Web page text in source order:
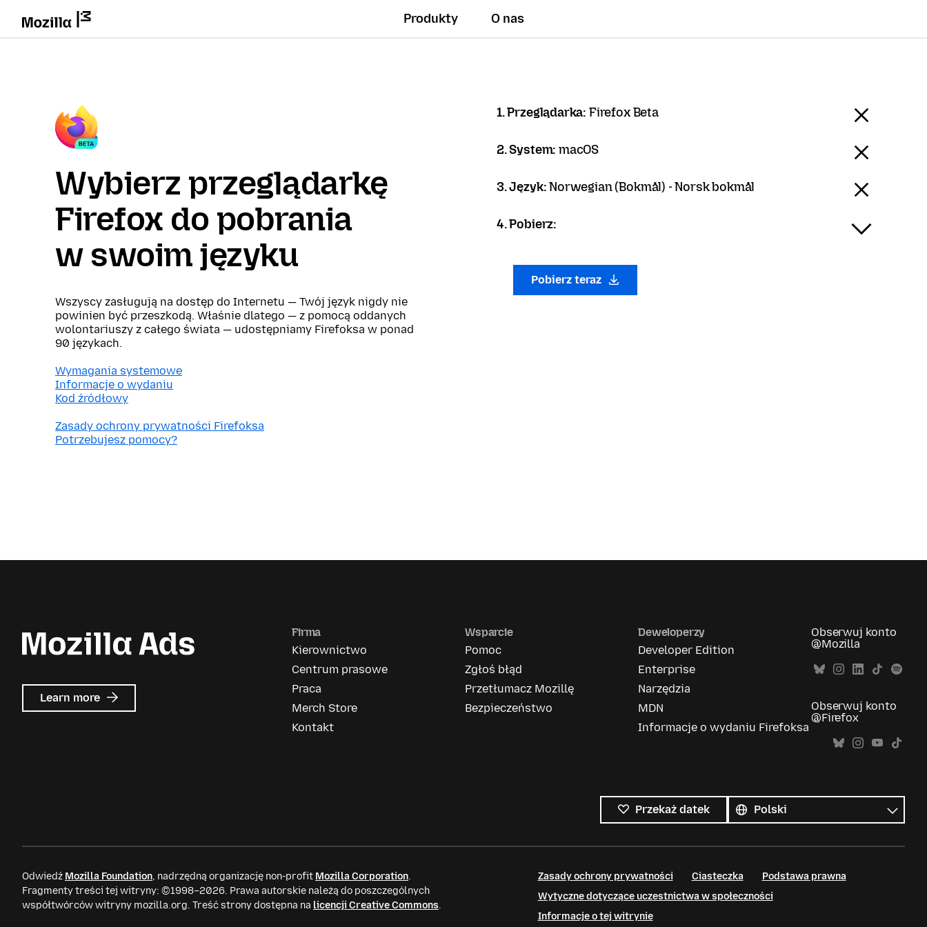
Produkty O nas
Wybierz przeglądarkę
Firefox do pobrania
w swoim języku
Wszyscy zasługują na dostęp do Internetu — Twój język nigdy nie
powinien być przeszkodą. Właśnie dlatego — z pomocą oddanych
wolontariuszy z całego świata — udostępniamy Firefoksa w ponad
90 językach.
Wymagania systemowe
Informacje o wydaniu
Kod źródłowy
Zasady ochrony prywatności Firefoksa
Potrzebujesz pomocy?
1. Przeglądarka: Firefox Beta
2. System:macOS
3. Język:Norwegian (Bokmål) - Norsk bokmål
4. Pobierz:
Pobierz teraz
Learn more about
Mozilla
Firma
Kierownictwo
Centrum prasowe
Praca
Merch Store
Kontakt
Wsparcie
Pomoc
Zgłoś błąd
Przetłumacz Mozillę
Bezpieczeństwo
Deweloperzy
Developer Edition
Enterprise
Narzędzia
MDN
Informacje o wydaniu Firefoksa
Obserwuj konto
@Mozilla
Obserwuj konto
@Firefox
Przekaż datek
języki
Język
Odwiedź Mozilla Foundation, nadrzędną organizację non-profit Mozilla Corporation.
Fragmenty treści tej witryny: ©1998–2026. Prawa autorskie należą do poszczególnych
współtwórców witryny mozilla.org. Treść strony dostępna na licencji Creative Commons.
Zasady ochrony prywatności Ciasteczka
Podstawa prawna
Wytyczne dotyczące uczestnictwa w społeczności
Informacje o tej witrynie